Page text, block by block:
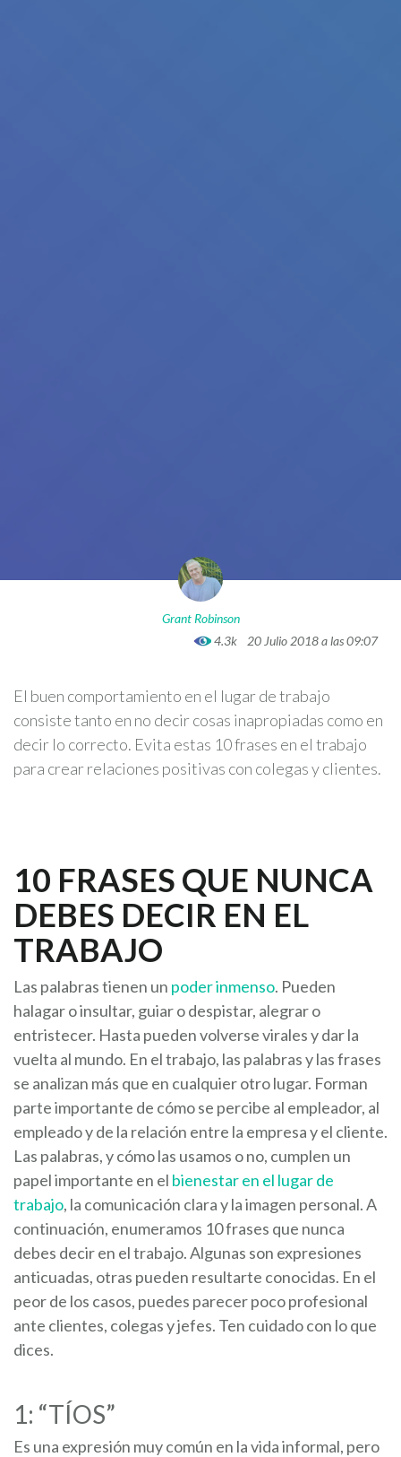
Grant Robinson
4.3k
20 Julio 2018 a las 09:07
El buen comportamiento en el lugar de trabajo
consiste tanto en no decir cosas inapropiadas como en
decir lo correcto. Evita estas 10 frases en el trabajo
para crear relaciones positivas con colegas y clientes.
10 FRASES QUE NUNCA
DEBES DECIR EN EL
TRABAJO
Las palabras tienen un poder inmenso. Pueden
halagar o insultar, guiar o despistar, alegrar o
entristecer. Hasta pueden volverse virales y dar la
vuelta al mundo. En el trabajo, las palabras y las frases
se analizan más que en cualquier otro lugar. Forman
parte importante de cómo se percibe al empleador, al
empleado y de la relación entre la empresa y el cliente.
Las palabras, y cómo las usamos o no, cumplen un
papel importante en el bienestar en el lugar de
trabajo, la comunicación clara y la imagen personal. A
continuación, enumeramos 10 frases que nunca
debes decir en el trabajo. Algunas son expresiones
anticuadas, otras pueden resultarte conocidas. En el
peor de los casos, puedes parecer poco profesional
ante clientes, colegas y jefes. Ten cuidado con lo que
dices.
1: “TÍOS”
Es una expresión muy común en la vida informal, pero